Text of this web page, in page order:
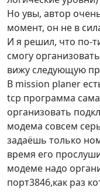
Но увы, автор
момент, он не в
И я решил, что по-
смогу
вижу следующую
В mission planer
tcp программа
организовать
модема совсем
задаёшь только
время его
модеме надо
порт3846,как раз